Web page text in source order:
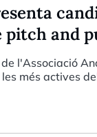
pitch and
l'Associació
més actives